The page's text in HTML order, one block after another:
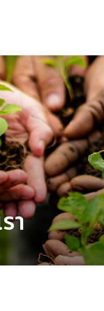
า